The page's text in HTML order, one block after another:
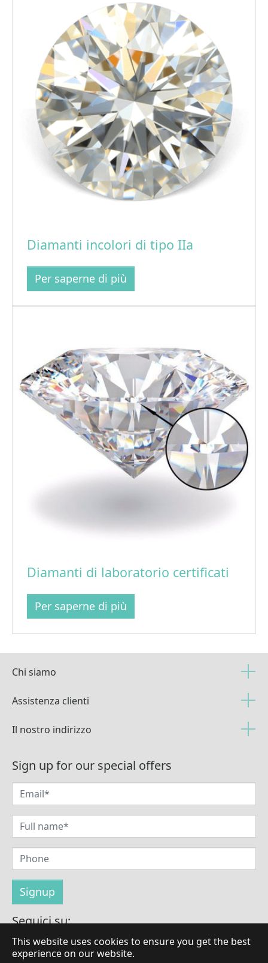
This website uses cookies to ensure you get the best
experience on our website.
Diamanti incolori di tipo IIa
Per saperne di più
Diamanti di laboratorio certificati
Per saperne di più
Chi siamo
Assistenza clienti
Il nostro indirizzo
Sign up for our special offers
Seguici su: